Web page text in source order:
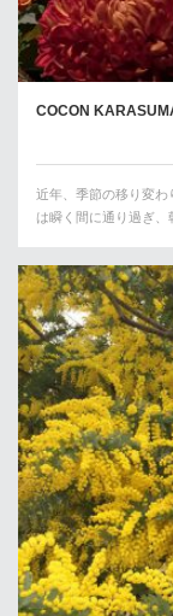
COCON
近年、季節の移り変わ
は瞬く間に通り過ぎ、